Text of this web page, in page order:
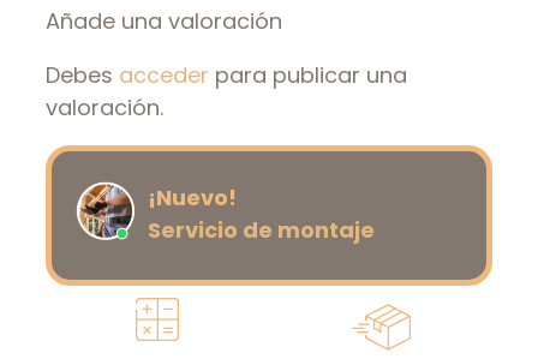
Añade una valoración
Debes acceder para publicar una
valoración.
¡Nuevo!
Servicio de montaje